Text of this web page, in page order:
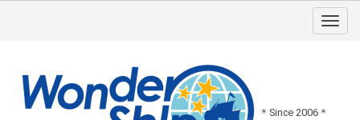
＊Since 2006＊